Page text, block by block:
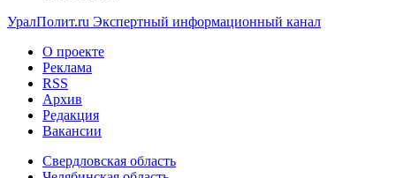
УралПолит.ru Экспертный информационный канал
О проекте
Реклама
RSS
Архив
Редакция
Вакансии
Свердловская область